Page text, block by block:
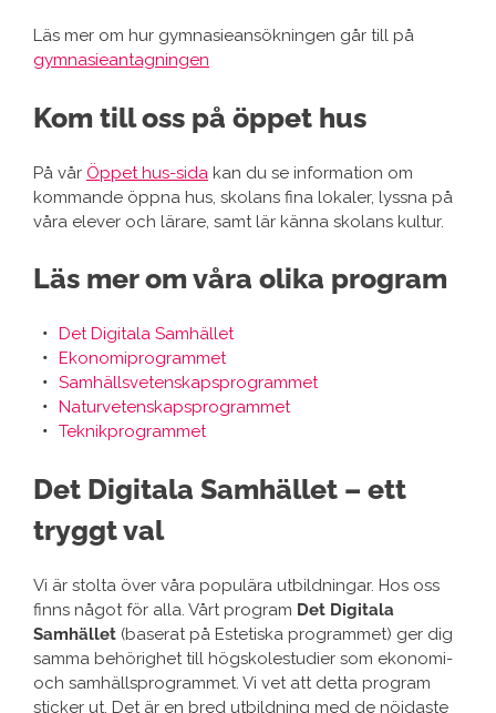
Läs mer om hur gymnasieansökningen går till på
gymnasieantagningen
Kom till oss på öppet hus
På vår Öppet hus-sida kan du se information om
kommande öppna hus, skolans fina lokaler, lyssna på
våra elever och lärare, samt lär känna skolans kultur.
Läs mer om våra olika program
Det Digitala Samhället
Ekonomiprogrammet
Samhällsvetenskapsprogrammet
Naturvetenskapsprogrammet
Teknikprogrammet
Det Digitala Samhället – ett
tryggt val
Vi är stolta över våra populära utbildningar. Hos oss
finns något för alla. Vårt program Det Digitala
Samhället (baserat på Estetiska programmet) ger dig
samma behörighet till högskolestudier som ekonomi-
och samhällsprogrammet. Vi vet att detta program
sticker ut. Det är en bred utbildning med de nöjdaste